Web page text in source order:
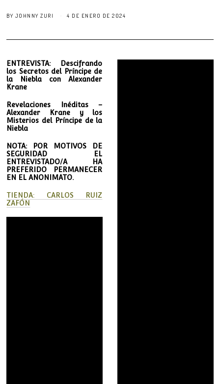
BY JOHNNY ZURI 4 DE ENERO DE 2024
ENTREVISTA: Descifrando
los Secretos del Príncipe de
la Niebla con Alexander
Krane
Revelaciones Inéditas –
Alexander Krane y los
Misterios del Príncipe de la
Niebla
NOTA: POR MOTIVOS DE
SEGURIDAD EL
ENTREVISTADO/A HA
PREFERIDO PERMANECER
EN EL ANONIMATO.
TIENDA: CARLOS RUIZ
ZAFÓN